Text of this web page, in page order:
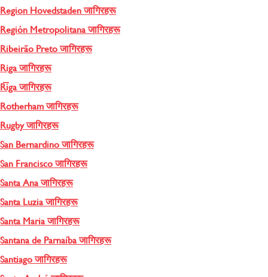
Region Hovedstaden जागिरहरू
Región Metropolitana जागिरहरू
Ribeirão Preto जागिरहरू
Riga जागिरहरू
Rīga जागिरहरू
Rotherham जागिरहरू
Rugby जागिरहरू
San Bernardino जागिरहरू
San Francisco जागिरहरू
Santa Ana जागिरहरू
Santa Luzia जागिरहरू
Santa Maria जागिरहरू
Santana de Parnaíba जागिरहरू
Santiago जागिरहरू